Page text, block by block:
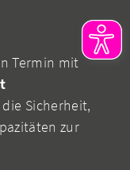
Termin mit
Sicherheit,
zur